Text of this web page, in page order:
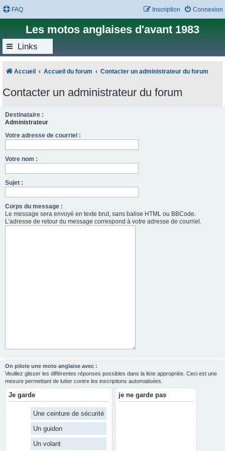
FAQ Connexion
Inscription
Les motos anglaises d'avant 1983
Links
Accueil Accueil du forum Contacter un administrateur du forum
Contacter un administrateur du forum
Destinataire :
Administrateur
Votre adresse de courriel :
Votre nom :
Sujet :
Corps du message :
Le message sera envoyé en texte brut, sans balise HTML ou BBCode.
L’adresse de retour du message correspond à votre adresse de courriel.
On pilote une moto anglaise avec :
Veuillez glisser les différentes réponses possibles dans la liste appropriée. Ceci est une
mesure permettant de lutter contre les inscriptions automatisées.
Je garde
Une ceinture de sécurité
Un guidon
Un volant
je ne garde pas